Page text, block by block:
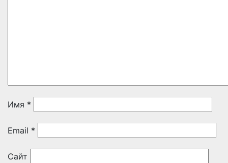
Имя *
Email *
Сайт